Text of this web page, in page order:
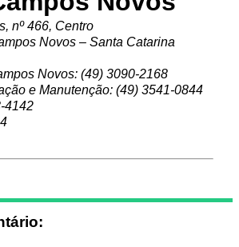
nº 466, Centro
Novos – Santa Catarina
Novos: (49) 3090-2168
e Manutenção: (49) 3541-0844
4142